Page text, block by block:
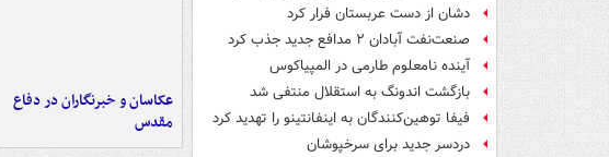
دشان از دست عربستان فرار کرد
صنعت‌نفت آبادان ۲ مدافع جدید جذب کرد
آینده نامعلوم طارمی در المپیاکوس
بازگشت اندونگ به استقلال منتفی شد
فیفا توهین‌کنندگان به اینفانتینو را تهدید کرد
دردسر جدید برای سرخپوشان
عکاسان و خبرنگاران در دفاع
مقدس